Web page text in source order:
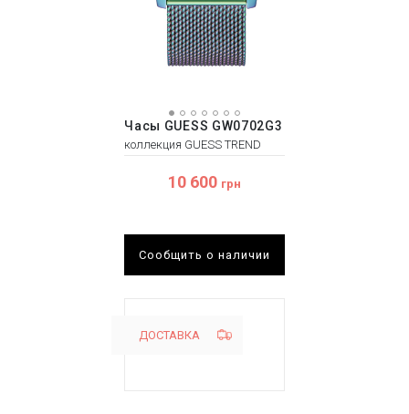
Часы GUESS GW0702G3
коллекция GUESS TREND
10 600 грн
Сообщить о наличии
ДОСТАВКА